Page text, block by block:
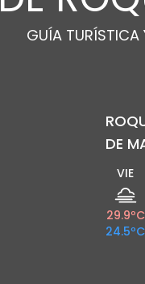
GUÍA TURÍSTICA
DE
VIE
29.9ºC
24.5ºC